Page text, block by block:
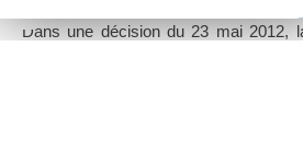
Dans une décision du 23 mai 2012,